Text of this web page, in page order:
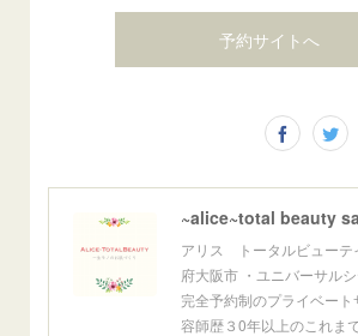
予約サイトへ
~alice~total beauty
アリス トータルビューテ
府大阪市 ・ユニバーサル
完全予約制のプライベー
容師歴３0年以上のこれま